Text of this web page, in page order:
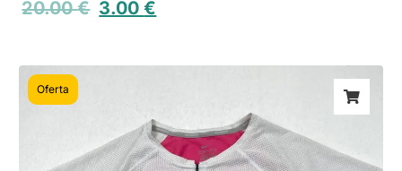
20.00€ 3.00€
Oferta